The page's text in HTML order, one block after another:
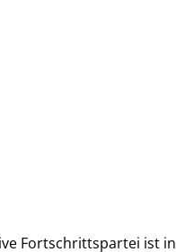
Fortschrittspartei ist in